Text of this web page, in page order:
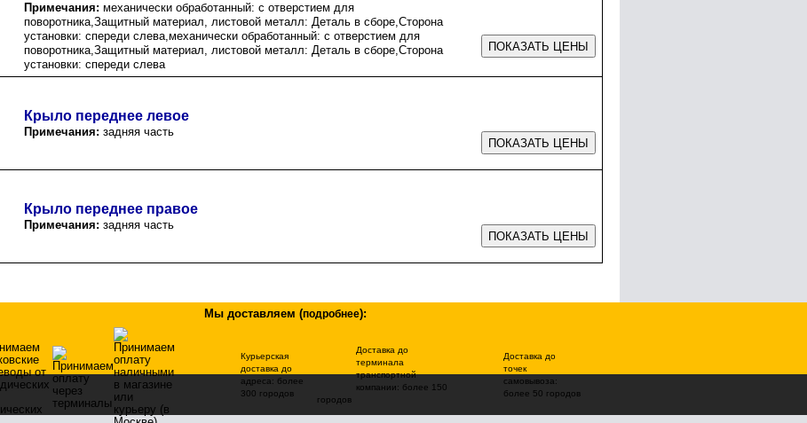
Примечания: механически обработанный: с отверстием для
поворотника,Защитный материал, листовой металл: Деталь в сборе,Сторона
установки: спереди слева,механически обработанный: с отверстием для
поворотника,Защитный материал, листовой металл: Деталь в сборе,Сторона
установки: спереди слева
Крыло переднее левое
Примечания: задняя часть
Крыло переднее правое
Примечания: задняя часть
Мы доставляем (подробнее):
Курьерская
доставка до
адреса: более
300 городов
Доставка до
терминала
транспортной
компании: более 150
городов
Доставка до
точек
самовывоза:
более 50 городов